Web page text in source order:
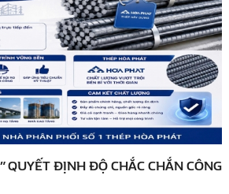
QUYẾT ĐỊNH ĐỘ CHẮC CHẮN CÔNG